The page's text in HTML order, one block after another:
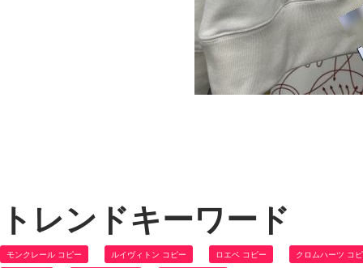
トレンドキーワード
モンクレール コピー ルイヴィトン コピー ロエベ コピー クロムハーツ コ